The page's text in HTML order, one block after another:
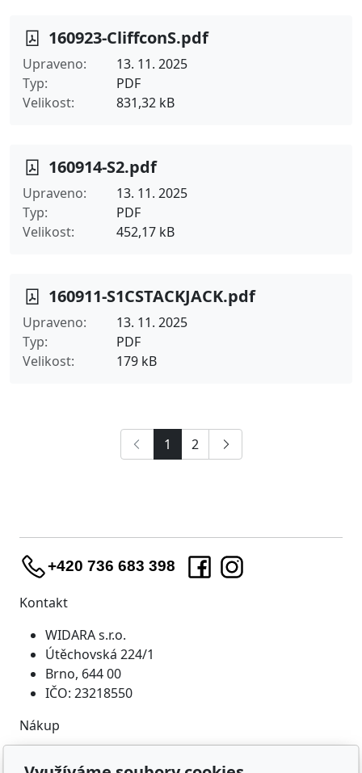
160923-CliffconS.pdf
Upraveno
13. 11. 2025
Typ
PDF
Velikost
831,32 kB
160914-S2.pdf
Upraveno
13. 11. 2025
Typ
PDF
Velikost
452,17 kB
160911-S1CSTACKJACK.pdf
Upraveno
13. 11. 2025
Typ
PDF
Velikost
179 kB
1 2
+420 736 683 398
Kontakt
WIDARA s.r.o.
Útěchovská 224/1
Brno, 644 00
IČO: 23218550
Nákup